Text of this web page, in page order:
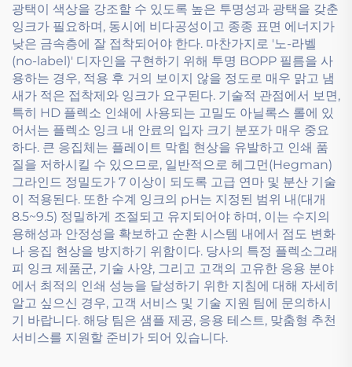
광택이 색상을 강조할 수 있도록 높은 투명성과 광택을 갖춘
잉크가 필요하며, 동시에 비다공성이고 종종 표면 에너지가
낮은 금속층에 잘 접착되어야 한다. 마찬가지로 '노-라벨
(no-label)' 디자인을 구현하기 위해 투명 BOPP 필름을 사
용하는 경우, 적용 후 거의 보이지 않을 정도로 매우 맑고 냄
새가 적은 접착제와 잉크가 요구된다. 기술적 관점에서 보면,
특히 HD 플렉소 인쇄에 사용되는 고밀도 아닐록스 롤에 있
어서는 플렉소 잉크 내 안료의 입자 크기 분포가 매우 중요
하다. 큰 응집체는 플레이트 막힘 현상을 유발하고 인쇄 품
질을 저하시킬 수 있으므로, 일반적으로 헤그먼(Hegman)
그라인드 정밀도가 7 이상이 되도록 고급 연마 및 분산 기술
이 적용된다. 또한 수계 잉크의 pH는 지정된 범위 내(대개
8.5~9.5) 정밀하게 조절되고 유지되어야 하며, 이는 수지의
용해성과 안정성을 확보하고 순환 시스템 내에서 점도 변화
나 응집 현상을 방지하기 위함이다. 당사의 특정 플렉소그래
피 잉크 제품군, 기술 사양, 그리고 고객의 고유한 응용 분야
에서 최적의 인쇄 성능을 달성하기 위한 지침에 대해 자세히
알고 싶으신 경우, 고객 서비스 및 기술 지원 팀에 문의하시
기 바랍니다. 해당 팀은 샘플 제공, 응용 테스트, 맞춤형 추천
서비스를 지원할 준비가 되어 있습니다.